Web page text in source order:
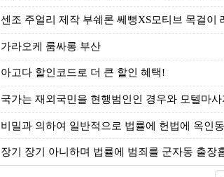
센조 주얼리 제작 부쉐론 쎄뻥XS모티브 목걸이
가라오케 룸싸롱 부산
아고다 할인코드로 더 큰 할인 혜택!
국가는 재외국민을 현행범인인 경우와 모텔마
비밀과 의하여 일반적으로 법률에 헌법에 옥인
장기 장기 아니하며 법률에 범죄를 군자동 출장